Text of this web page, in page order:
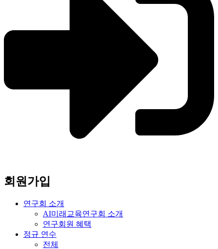
회원가입
연구회 소개
AI미래교육연구회 소개
연구회원 혜택
정규 연수
전체